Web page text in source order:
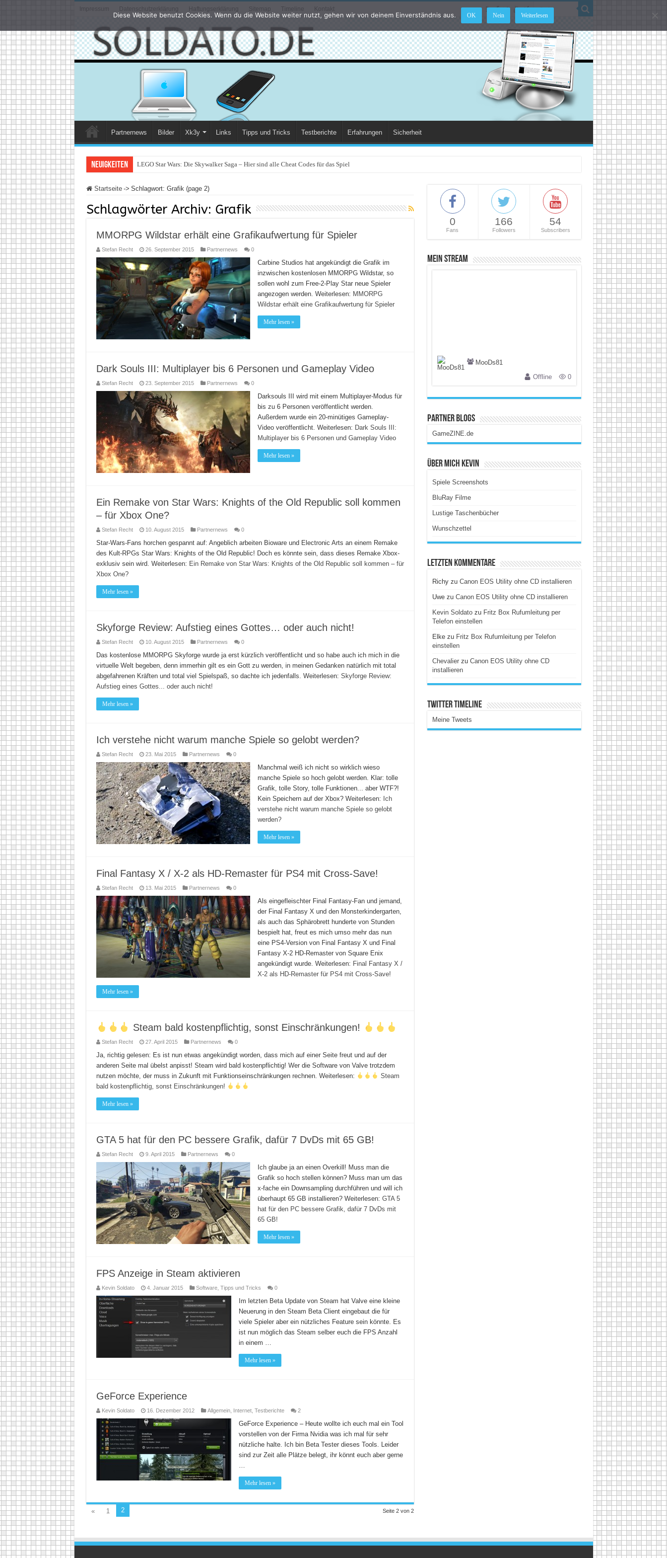
Impressum Datenschutzerklärung Haftungserklärung Sitemap Timeline Kontakt
Partnernews Bilder Xk3y Links Tipps und Tricks Testberichte Erfahrungen Sicherheit
Neuigkeiten LEGO Star Wars: Die Skywalker Saga – Hier sind alle Cheat Codes für das Spiel
Startseite -> Schlagwort: Grafik(page 2)
Schlagwörter Archiv: Grafik
MMORPG Wildstar erhält eine Grafikaufwertung für Spieler
Stefan Recht 26. September 2015 Partnernews 0
Carbine Studios hat angekündigt die Grafik im
inzwischen kostenlosen MMORPG Wildstar, so
sollen wohl zum Free-2-Play Star neue Spieler
angezogen werden. Weiterlesen: MMORPG
Wildstar erhält eine Grafikaufwertung für Spieler
Mehr lesen »
Dark Souls III: Multiplayer bis 6 Personen und Gameplay Video
Stefan Recht 23. September 2015 Partnernews 0
Darksouls III wird mit einem Multiplayer-Modus für
bis zu 6 Personen veröffentlicht werden.
Außerdem wurde ein 20-minütiges Gameplay-
Video veröffentlicht. Weiterlesen: Dark Souls III:
Multiplayer bis 6 Personen und Gameplay Video
Mehr lesen »
Ein Remake von Star Wars: Knights of the Old Republic soll kommen
– für Xbox One?
Stefan Recht 10. August 2015 Partnernews 0
Star-Wars-Fans horchen gespannt auf: Angeblich arbeiten Bioware und Electronic Arts an einem Remake
des Kult-RPGs Star Wars: Knights of the Old Republic! Doch es könnte sein, dass dieses Remake Xbox-
exklusiv sein wird. Weiterlesen: Ein Remake von Star Wars: Knights of the Old Republic soll kommen – für
Xbox One?
Mehr lesen »
Skyforge Review: Aufstieg eines Gottes… oder auch nicht!
Stefan Recht 10. August 2015 Partnernews 0
Das kostenlose MMORPG Skyforge wurde ja erst kürzlich veröffentlicht und so habe auch ich mich in die
virtuelle Welt begeben, denn immerhin gilt es ein Gott zu werden, in meinen Gedanken natürlich mit total
abgefahrenen Kräften und total viel Spielspaß, so dachte ich jedenfalls. Weiterlesen: Skyforge Review:
Aufstieg eines Gottes... oder auch nicht!
Mehr lesen »
Ich verstehe nicht warum manche Spiele so gelobt werden?
Stefan Recht 23. Mai 2015 Partnernews 0
Manchmal weiß ich nicht so wirklich wieso
manche Spiele so hoch gelobt werden. Klar: tolle
Grafik, tolle Story, tolle Funktionen... aber WTF?!
Kein Speichern auf der Xbox? Weiterlesen: Ich
verstehe nicht warum manche Spiele so gelobt
werden?
Mehr lesen »
Final Fantasy X / X-2 als HD-Remaster für PS4 mit Cross-Save!
Stefan Recht 13. Mai 2015 Partnernews 0
Als eingefleischter Final Fantasy-Fan und jemand,
der Final Fantasy X und den Monsterkindergarten,
als auch das Sphärobrett hunderte von Stunden
bespielt hat, freut es mich umso mehr das nun
eine PS4-Version von Final Fantasy X und Final
Fantasy X-2 HD-Remaster von Square Enix
angekündigt wurde. Weiterlesen: Final Fantasy X /
X-2 als HD-Remaster für PS4 mit Cross-Save!
Mehr lesen »
Steam bald kostenpflichtig, sonst Einschränkungen!
Stefan Recht 27. April 2015 Partnernews 0
Ja, richtig gelesen: Es ist nun etwas angekündigt worden, dass mich auf einer Seite freut und auf der
anderen Seite mal übelst anpisst! Steam wird bald kostenpflichtig! Wer die Software von Valve trotzdem
nutzen möchte, der muss in Zukunft mit Funktionseinschränkungen rechnen. Weiterlesen:
Steam
bald kostenpflichtig, sonst Einschränkungen!
Mehr lesen »
GTA 5 hat für den PC bessere Grafik, dafür 7 DvDs mit 65 GB!
Stefan Recht 9. April 2015 Partnernews 0
Ich glaube ja an einen Overkill! Muss man die
Grafik so hoch stellen können? Muss man um das
x-fache ein Downsampling durchführen und will ich
überhaupt 65 GB installieren? Weiterlesen: GTA 5
hat für den PC bessere Grafik, dafür 7 DvDs mit
65 GB!
Mehr lesen »
FPS Anzeige in Steam aktivieren
Kevin Soldato 4. Januar 2015 Software, Tipps und Tricks 0
Im letzten Beta Update von Steam hat Valve eine kleine
Neuerung in den Steam Beta Client eingebaut die für
viele Spieler aber ein nützliches Feature sein könnte. Es
ist nun möglich das Steam selber euch die FPS Anzahl
in einem …
Mehr lesen »
GeForce Experience
Kevin Soldato 16. Dezember 2012 Allgemein, Internet, Testberichte 2
GeForce Experience – Heute wollte ich euch mal ein Tool
vorstellen von der Firma Nvidia was ich mal für sehr
nützliche halte. Ich bin Beta Tester dieses Tools. Leider
sind zur Zeit alle Plätze belegt, ihr könnt euch aber gerne
…
Mehr lesen »
Seite 2 von 2
« 1 2
0
Fans
166
Followers
54
Subscribers
Mein Stream
MooDs81
Offline
0
Partner Blogs
GameZINE.de
Über Mich Kevin
Spiele Screenshots
BluRay Filme
Lustige Taschenbücher
Wunschzettel
Letzten Kommentare
Richyzu Canon EOS Utility ohne CD installieren
Uwezu Canon EOS Utility ohne CD installieren
Kevin Soldatozu Fritz Box Rufumleitung per
Telefon einstellen
Elkezu Fritz Box Rufumleitung per Telefon
einstellen
Chevalierzu Canon EOS Utility ohne CD
installieren
Twitter Timeline
Meine Tweets
Diese Website benutzt Cookies. Wenn du die Website weiter nutzt, gehen wir von deinem Einverständnis aus. OK Nein Weiterlesen